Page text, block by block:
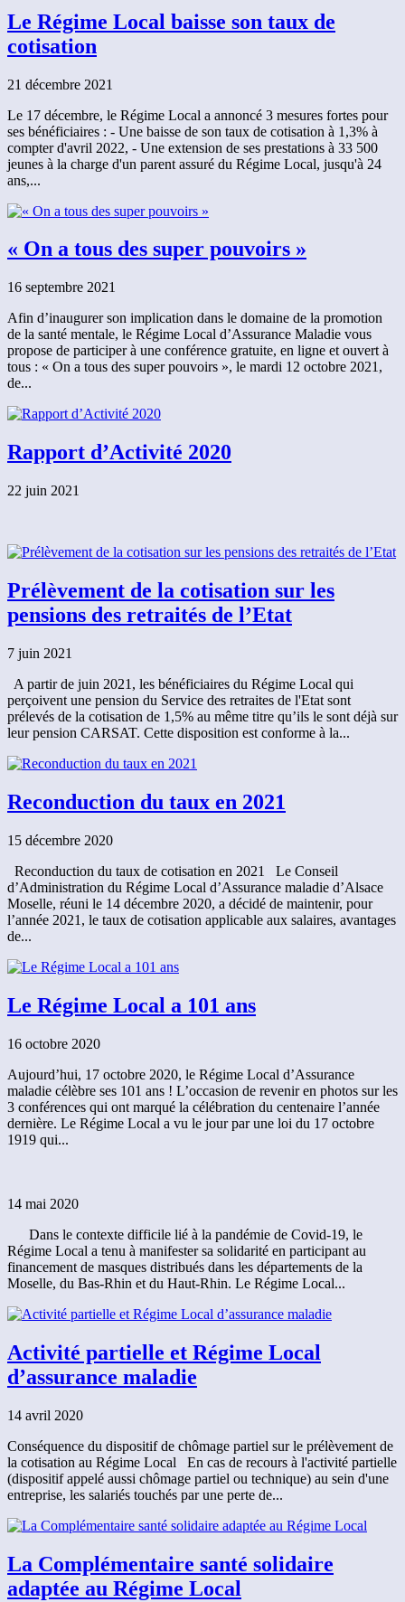
Le Régime Local baisse son taux de
cotisation
21 décembre 2021
Le 17 décembre, le Régime Local a annoncé 3 mesures fortes pour
ses bénéficiaires : - Une baisse de son taux de cotisation à 1,3% à
compter d'avril 2022, - Une extension de ses prestations à 33 500
jeunes à la charge d'un parent assuré du Régime Local, jusqu'à 24
ans,...
« On a tous des super pouvoirs »
16 septembre 2021
Afin d’inaugurer son implication dans le domaine de la promotion
de la santé mentale, le Régime Local d’Assurance Maladie vous
propose de participer à une conférence gratuite, en ligne et ouvert à
tous : « On a tous des super pouvoirs », le mardi 12 octobre 2021,
de...
Rapport d’Activité 2020
22 juin 2021
Prélèvement de la cotisation sur les
pensions des retraités de l’Etat
7 juin 2021
A partir de juin 2021, les bénéficiaires du Régime Local qui
perçoivent une pension du Service des retraites de l'Etat sont
prélevés de la cotisation de 1,5% au même titre qu’ils le sont déjà sur
leur pension CARSAT. Cette disposition est conforme à la...
Reconduction du taux en 2021
15 décembre 2020
Reconduction du taux de cotisation en 2021 Le Conseil
d’Administration du Régime Local d’Assurance maladie d’Alsace
Moselle, réuni le 14 décembre 2020, a décidé de maintenir, pour
l’année 2021, le taux de cotisation applicable aux salaires, avantages
de...
Le Régime Local a 101 ans
16 octobre 2020
Aujourd’hui, 17 octobre 2020, le Régime Local d’Assurance
maladie célèbre ses 101 ans ! L’occasion de revenir en photos sur les
3 conférences qui ont marqué la célébration du centenaire l’année
dernière. Le Régime Local a vu le jour par une loi du 17 octobre
1919 qui...
14 mai 2020
Dans le contexte difficile lié à la pandémie de Covid-19, le
Régime Local a tenu à manifester sa solidarité en participant au
financement de masques distribués dans les départements de la
Moselle, du Bas-Rhin et du Haut-Rhin. Le Régime Local...
Activité partielle et Régime Local
d’assurance maladie
14 avril 2020
Conséquence du dispositif de chômage partiel sur le prélèvement de
la cotisation au Régime Local En cas de recours à l'activité partielle
(dispositif appelé aussi chômage partiel ou technique) au sein d'une
entreprise, les salariés touchés par une perte de...
La Complémentaire santé solidaire
adaptée au Régime Local